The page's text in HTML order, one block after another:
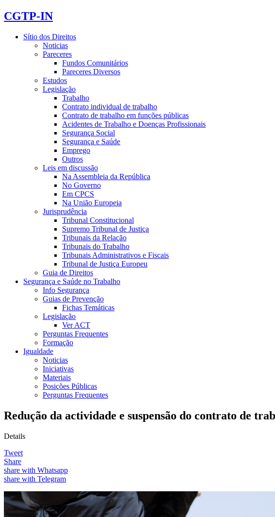
CGTP-IN
Sítio dos Direitos
Noticias
Pareceres
Fundos Comunitários
Pareceres Diversos
Estudos
Legislação
Trabalho
Contrato individual de trabalho
Contrato de trabalho em funções públicas
Acidentes de Trabalho e Doenças Profissionais
Segurança Social
Segurança e Saúde
Emprego
Outros
Leis em discussão
Na Assembleia da República
No Governo
Em CPCS
Na União Europeia
Jurisprudência
Tribunal Constitucional
Supremo Tribunal de Justiça
Tribunais da Relação
Tribunais do Trabalho
Tribunais Administrativos e Fiscais
Tribunal de Justiça Europeu
Guia de Direitos
Segurança e Saúde no Trabalho
Info Segurança
Guias de Prevenção
Fichas Temáticas
Legislação
Ver ACT
Perguntas Frequentes
Formação
Igualdade
Noticias
Iniciativas
Materiais
Posições Públicas
Perguntas Frequentes
Redução da actividade e suspensão do contrato de
Details
Tweet
Share
share with Whatsapp
share with Telegram